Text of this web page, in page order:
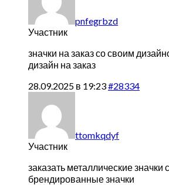
pnfegrbzd
Участник
значки на заказ со своим
дизайн на заказ
28.09.2025 в 19:23#28334
ttomkqdyf
Участник
заказать металлические
брендированные значки